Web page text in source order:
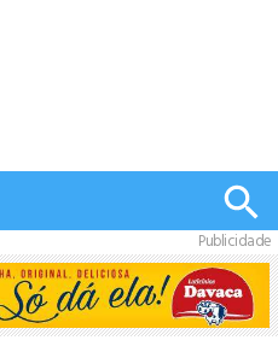
Publicidade